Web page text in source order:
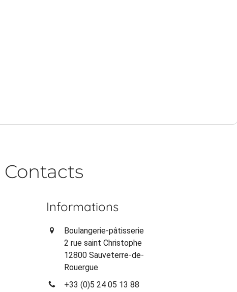
Contacts
Informations
Boulangerie-pâtisserie
2 rue saint Christophe
12800 Sauveterre-de-
Rouergue
+33 (0)5 24 05 13 88